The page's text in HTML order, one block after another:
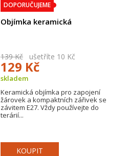
DOPORUČUJEME
Objímka keramická
139 Kč ušetříte 10 Kč
129 Kč
skladem
Keramická objímka pro zapojení
žárovek a kompaktních zářivek se
závitem E27. Vždy používejte do
terárií...
KOUPIT